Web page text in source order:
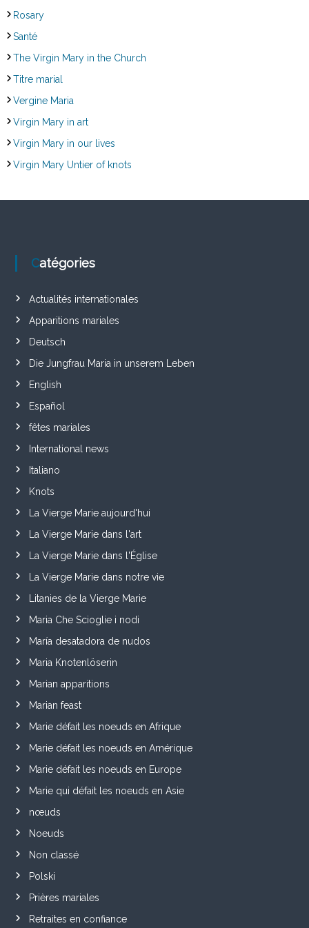
Rosary
Santé
The Virgin Mary in the Church
Titre marial
Vergine Maria
Virgin Mary in art
Virgin Mary in our lives
Virgin Mary Untier of knots
Catégories
Actualités internationales
Apparitions mariales
Deutsch
Die Jungfrau Maria in unserem Leben
English
Español
fêtes mariales
International news
Italiano
Knots
La Vierge Marie aujourd'hui
La Vierge Marie dans l'art
La Vierge Marie dans l'Église
La Vierge Marie dans notre vie
Litanies de la Vierge Marie
Maria Che Scioglie i nodi
María desatadora de nudos
Maria Knotenlöserin
Marian apparitions
Marian feast
Marie défait les noeuds en Afrique
Marie défait les noeuds en Amérique
Marie défait les noeuds en Europe
Marie qui défait les noeuds en Asie
nœuds
Noeuds
Non classé
Polski
Prières mariales
Retraites en confiance